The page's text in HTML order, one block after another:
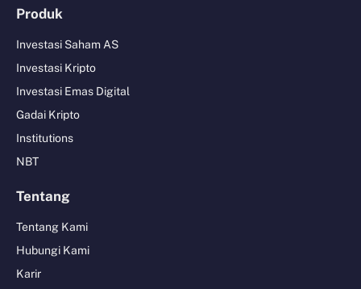
Produk
Investasi Saham AS
Investasi Kripto
Investasi Emas Digital
Gadai Kripto
Institutions
NBT
Tentang
Tentang Kami
Hubungi Kami
Karir